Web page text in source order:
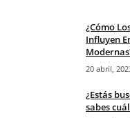
¿Cómo
Influyen
20 abril,
¿Estás
sabes